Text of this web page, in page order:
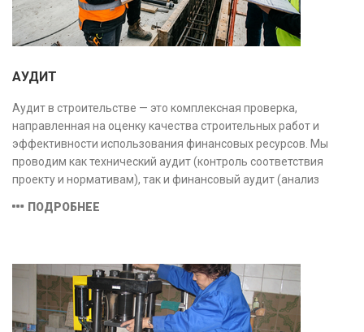
АУДИТ
Аудит в строительстве — это комплексная проверка,
направленная на оценку качества строительных работ и
эффективности использования финансовых ресурсов. Мы
проводим как технический аудит (контроль соответствия
проекту и нормативам), так и финансовый аудит (анализ
безопасность и экономическую обоснованность проекта.
ПОДРОБНЕЕ